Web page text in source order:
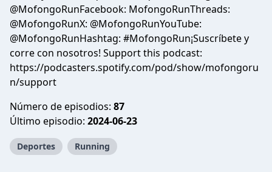
@MofongoRunFacebook: MofongoRunThreads:
@MofongoRunX: @MofongoRunYouTube:
@MofongoRunHashtag: #MofongoRun¡Suscríbete y
corre con nosotros! Support this podcast:
https://podcasters.spotify.com/pod/show/mofongoru
n/support
Número de episodios: 87
Último episodio: 2024-06-23
Deportes Running